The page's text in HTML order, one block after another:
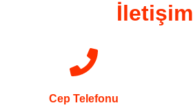
İletişim
Cep Telefonu